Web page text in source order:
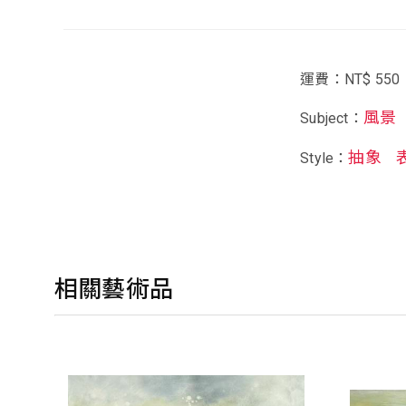
運費：NT$ 550
Subject： 風景
Style：抽象
相關藝術品